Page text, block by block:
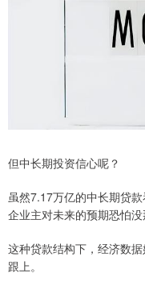
但中长期投资信心呢？
虽然7.17万亿的中长期贷
企业主对未来的预期恐怕没
这种贷款结构下，经济数
跟上。